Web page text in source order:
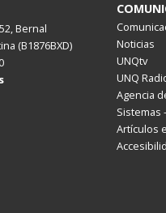
Bernal
(B1876BXD)
Noticias
UNQtv
UNQ
Agencia
Sistemas
Artículos